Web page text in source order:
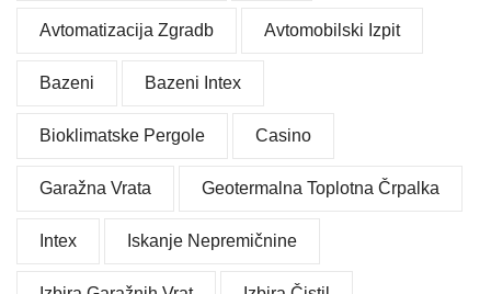
Avtomatizacija Zgradb Avtomobilski Izpit
Bazeni Bazeni Intex
Bioklimatske Pergole Casino
Garažna Vrata Geotermalna Toplotna Črpalka
Intex Iskanje Nepremičnine